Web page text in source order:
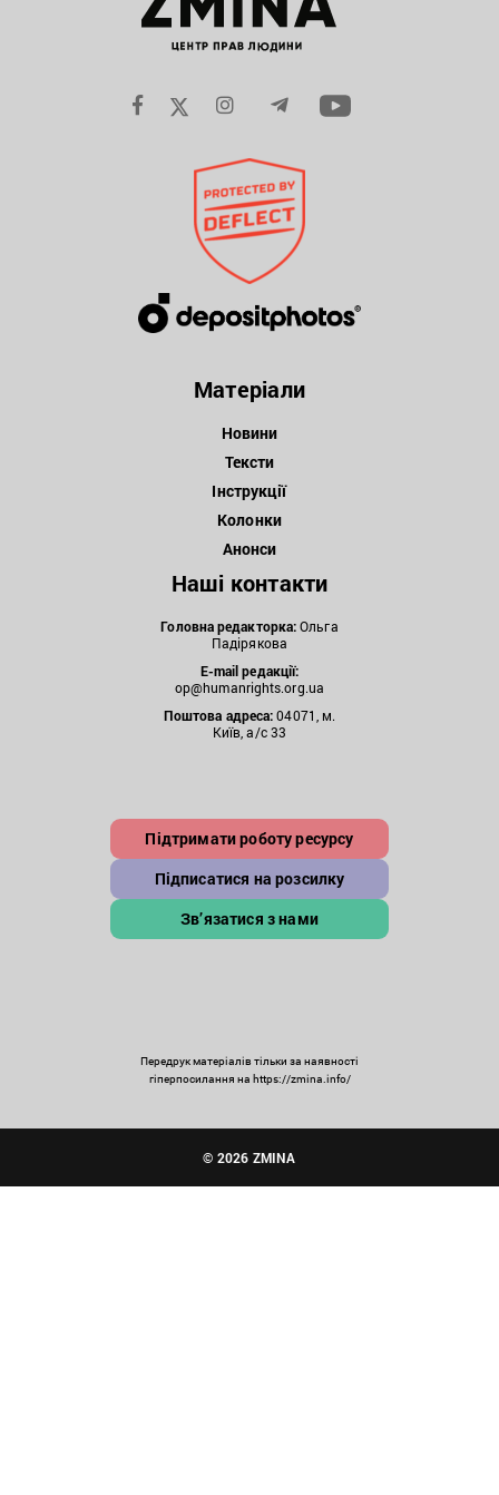
Матеріали
Новини
Тексти
Інструкції
Колонки
Анонси
Наші контакти
Головна редакторка:Ольга
Падірякова
E-mail редакції:
op@humanrights.org.ua
Поштова адреса:04071, м.
Київ, а/с 33
Підтримати роботу ресурсу
Підписатися на розсилку
Зв’язатися з нами
Передрук матеріалів тільки за наявності
гіперпосилання на https://zmina.info/
© 2026 ZMINA